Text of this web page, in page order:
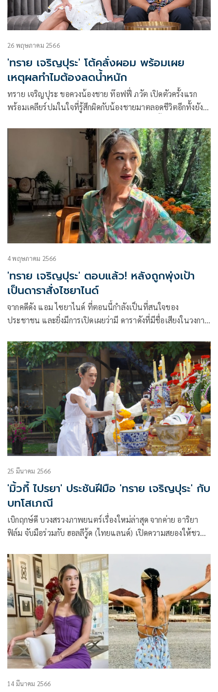
26 พฤษภาคม 2566
'ทราย เจริญปุระ' โต้คลั่งผอม พร้อมเผย
เหตุผลทำไมต้องลดน้ำหนัก
ทราย เจริญปุระ ขอควงน้องชาย ท๊อฟฟี่ ภวัต เปิดตัวครั้งแรก
พร้อมเคลียร์ปมในใจที่รู้สึกผิดกับน้องชายมาตลอดชีวิตอีกทั้งยัง
ยา ผ่านทางรายการ คุยแซ่บshow ทางช่องOne31
4 พฤษภาคม 2566
'ทราย เจริญปุระ' ตอบแล้ว! หลังถูกพุ่งเป้า
เป็นดาราสั่งไซยาไนด์
จากคดีดัง แอม ไซยาไนด์ ที่ตอนนี้กำลังเป็นที่สนใจของ
ประชาชน และยิ่งมีการเปิดเผยว่ามี ดาราดังที่มีชื่อเสียงในวงการ
การสั่งซื้อไซยาไนด์ล็อตเดียวกับแอม ไซยาไนด์ ก็ยิ่งทำให้ข่าวดัง
กล่าวเป็นที่พูดถึงเป็นจำนวนมาก และต่างมีการคาดเดาว่าดารา
ท่านนั้นคือใคร
25 มีนาคม 2566
'มิ้วกี้ ไปรยา' ประชันฝีมือ 'ทราย เจริญปุระ' กับ
บทโสเภณี
เบิกฤกษ์ดี บวงสรวงภาพยนตร์เรื่องใหม่ล่าสุด จากค่าย อาริยา
ฟิล์ม จับมือร่วมกับ ฮอลลีวู้ด (ไทยแลนด์) เปิดความสยองให้ชวน
ภาพยนตร์แนวอีโรติก สยองขวัญ ที่ได้รวบรวมนักแสดงมากฝีมือ
ไว้มากมาย อาทิ ทราย เจริญปุระ, มิ้วกี้-ไปรยา อนันตรทรัพย์,
แจ็ค แบล็คแจ็ค, หล่งซื่อลี , ตวง สาวิกา,มายมิ้นท์ ณัฐณิชา ร่วม
กับผู้บริหารค่ายอาริยาฟิล์ม ทิพย์ธิดา ปณิธิจรูญโรจน์ ณ บริเวณ
ลานหินเมเจอร์ ซีนีเพล็กซ์ รัชโยธิน
14 มีนาคม 2566